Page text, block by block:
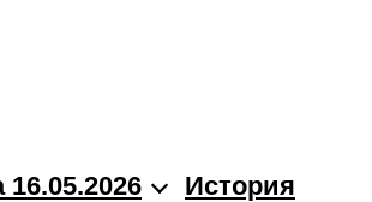
16.05.2026
История